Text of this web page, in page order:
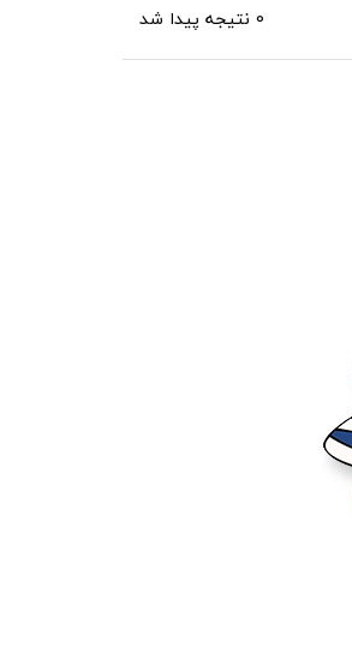
0 نتیجه پیدا شد